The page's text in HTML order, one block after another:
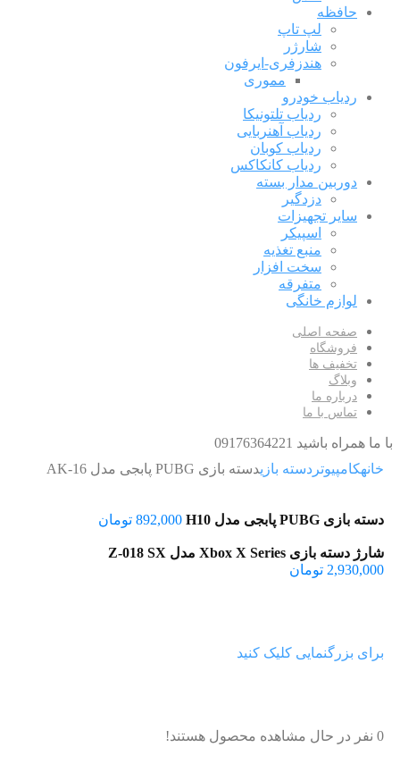
حافظه
لپ تاپ
شارژر
هندزفری-ایرفون
مموری
ردیاب خودرو
ردیاب تلتونیکا
ردیاب آهنربایی
ردیاب کوبان
ردیاب کانکاکس
دوربین مدار بسته
دزدگیر
سایر تجهیزات
اسپیکر
منبع تغذیه
سخت افزار
متفرقه
لوازم خانگی
صفحه اصلی
فروشگاه
تخفیف ها
وبلاگ
درباره ما
تماس با ما
با ما همراه باشید 09176364221
خانهکامپیوتر دسته بازیدسته بازی PUBG پابجی مدل AK-16
دسته بازی PUBG پابجی مدل H10 892,000 تومان
شارژ دسته بازی Xbox X Series مدل Z-018 SX
2,930,000 تومان
برای بزرگنمایی کلیک کنید
0 نفر در حال مشاهده محصول هستند!